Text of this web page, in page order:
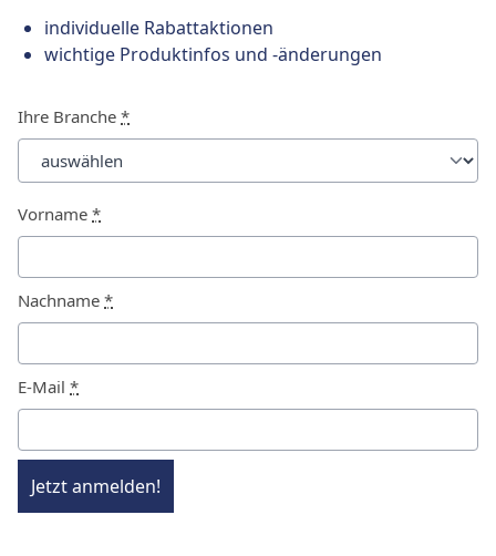
individuelle Rabattaktionen
wichtige Produktinfos und -änderungen
Ihre Branche *
Vorname *
Nachname *
E-Mail *
Jetzt anmelden!